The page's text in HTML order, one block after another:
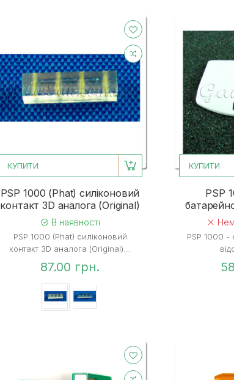
КУПИТИ
PSP 1000 (Phat) силіконовий
контакт 3D аналога (Original)
В наявності
PSP 1000 (Phat) силіконовий
контакт 3D аналога (Original)...
87.00 грн.
КУПИТИ
PSP
PSP 1000 -